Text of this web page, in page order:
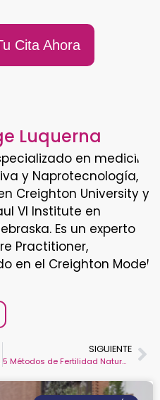
Cita Ahora
Luquerna
en medicina
y Naprotecnología,
Creighton University y
VI Institute en
Es un experto
Practitioner,
en el Creighton Model
SIGUIENTE
5 Métodos de Fertilidad Naturales